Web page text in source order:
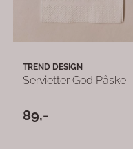
TREND DESIGN
Servietter God Påske
89,-